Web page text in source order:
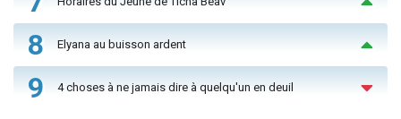
8 Elyana au buisson ardent
9 4 choses à ne jamais dire à quelqu'un en deuil